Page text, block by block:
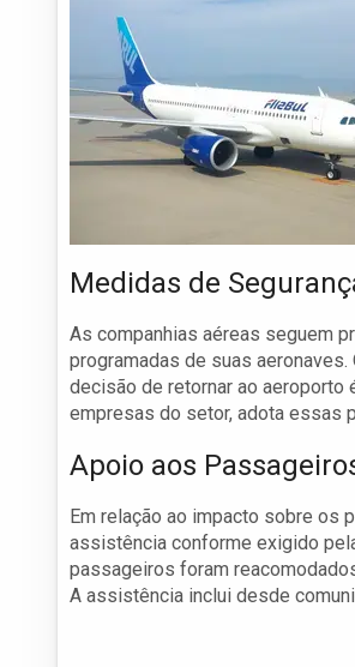
Medidas de
As companhias aéreas seguem
programadas de suas
decisão de retornar ao aeroporto
empresas do setor, adota essas
Apoio aos
Em relação ao impacto sobre os
assistência conforme exigido
passageiros foram
A assistência inclui desde